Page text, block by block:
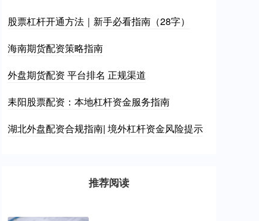
股票杠杆开通方法｜新手必看指南（28字）
海南期货配资策略指南
外盘期货配资 平台排名 正规渠道
耒阳股票配资：本地杠杆资金服务指南
湖北外盘配资合规指南| 境外杠杆资金风险提示
推荐阅读